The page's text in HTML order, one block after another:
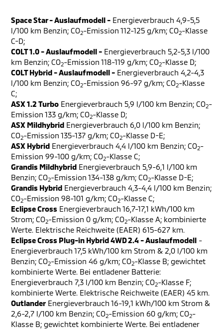
Space Star - Auslaufmodell - Energieverbrauch 4,9-5,5
l/100 km Benzin; CO2-Emission 112-125 g/km; CO2-Klasse
C-D;
COLT 1.0 - Auslaufmodell - Energieverbrauch 5,2-5,3 l/100
km Benzin; CO2-Emission 118-119 g/km; CO2-Klasse D;
COLT Hybrid - Auslaufmodell - Energieverbrauch 4,2-4,3
l/100 km Benzin; CO2-Emission 96-97 g/km; CO2-Klasse
C;
ASX 1.2 Turbo Energieverbrauch 5,9 l/100 km Benzin; CO2-
Emission 133 g/km; CO2-Klasse D;
ASX Mildhybrid Energieverbrauch 6,0 l/100 km Benzin;
CO2-Emission 135-137 g/km; CO2-Klasse D-E;
ASX Hybrid Energieverbrauch 4,4 l/100 km Benzin; CO2-
Emission 99-100 g/km; CO2-Klasse C;
Grandis Mildhybrid Energieverbrauch 5,9-6,1 l/100 km
Benzin; CO2-Emission 134-138 g/km; CO2-Klasse D-E;
Grandis Hybrid Energieverbrauch 4,3-4,4 l/100 km Benzin;
CO2-Emission 98-101 g/km; CO2-Klasse C;
Eclipse Cross Energieverbrauch 16,7-17,1 kWh/100 km
Strom; CO2-Emission 0 g/km; CO2-Klasse A; kombinierte
Werte. Elektrische Reichweite (EAER) 615-627 km.
Eclipse Cross Plug-in Hybrid 4WD 2.4 - Auslaufmodell -
Energieverbrauch 17,5 kWh/100 km Strom & 2,0 l/100 km
Benzin; CO2-Emission 46 g/km; CO2-Klasse B; gewichtet
kombinierte Werte. Bei entladener Batterie:
Energieverbrauch 7,3 l/100 km Benzin; CO2-Klasse F;
kombinierte Werte. Elektrische Reichweite (EAER) 45 km.
Outlander Energieverbrauch 16-19,1 kWh/100 km Strom &
2,6-2,7 l/100 km Benzin; CO2-Emission 60 g/km; CO2-
Klasse B; gewichtet kombinierte Werte. Bei entladener